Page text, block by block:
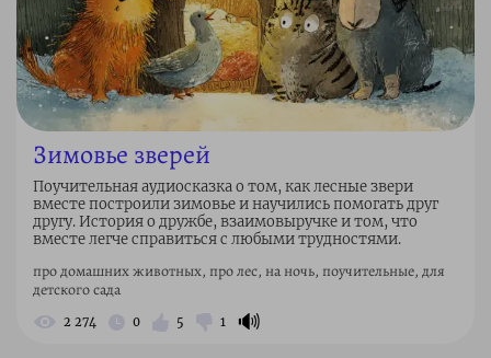
Зимовье зверей
Поучительная аудиосказка о том, как лесные звери
вместе построили зимовье и научились помогать друг
другу. История о дружбе, взаимовыручке и том, что
вместе легче справиться с любыми трудностями.
про домашних животных, про лес, на ночь, поучительные, для
детского сада
2 274 0 5 1 🔊